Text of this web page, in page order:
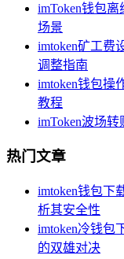
imToken钱包
场景
imtoken矿工费
调整指南
imtoken钱包操
教程
imToken波场
热门文章
imtoken钱包下
析其安全性
imtoken冷钱包
的双雄对决